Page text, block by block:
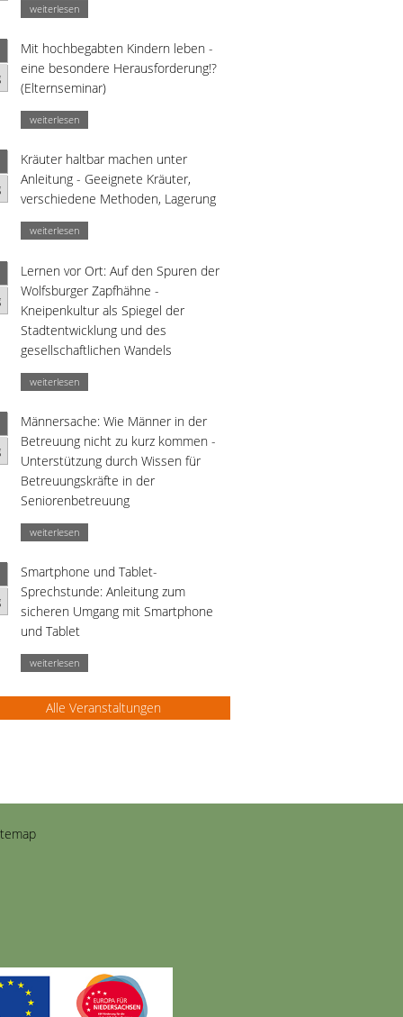
weiterlesen
Mit hochbegabten Kindern leben -
eine besondere Herausforderung!?
(Elternseminar)
weiterlesen
Kräuter haltbar machen unter
Anleitung - Geeignete Kräuter,
verschiedene Methoden, Lagerung
weiterlesen
Lernen vor Ort: Auf den Spuren der
Wolfsburger Zapfhähne -
Kneipenkultur als Spiegel der
Stadtentwicklung und des
gesellschaftlichen Wandels
weiterlesen
Männersache: Wie Männer in der
Betreuung nicht zu kurz kommen -
Unterstützung durch Wissen für
Betreuungskräfte in der
Seniorenbetreuung
weiterlesen
Smartphone und Tablet-
Sprechstunde: Anleitung zum
sicheren Umgang mit Smartphone
und Tablet
weiterlesen
Alle Veranstaltungen